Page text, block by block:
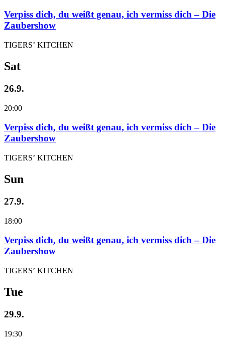
Verpiss dich, du weißt genau, ich vermiss dich – Die
Zaubershow
TIGERS’ KITCHEN
Sat
26.9.
20:00
Verpiss dich, du weißt genau, ich vermiss dich – Die
Zaubershow
TIGERS’ KITCHEN
Sun
27.9.
18:00
Verpiss dich, du weißt genau, ich vermiss dich – Die
Zaubershow
TIGERS’ KITCHEN
Tue
29.9.
19:30